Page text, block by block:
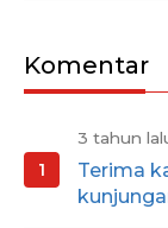
Komentar
3 tahun
Terima